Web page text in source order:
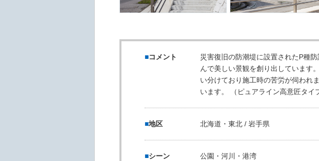
コメント
災害復旧の防潮堤に設置されたP種
んで美しい景観を創り出しています
い分けており施工時の苦労が伺われ
います。 （ピュアライン高意匠タイ
地区 北海道・東北 / 岩手県
シーン 公園・河川・港湾